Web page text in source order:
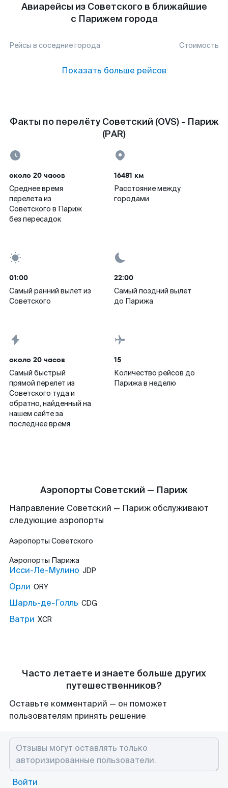
Авиарейсы из Советского в ближайшие
с Парижем города
Рейсы в соседние города Стоимость
Показать больше рейсов
Факты по перелёту Советский (OVS) - Париж
(PAR)
около 20 часов
Среднее время
перелета из
Советского в Париж
без пересадок
16481 км
Расстояние между
городами
01:00
Самый ранний вылет из
Советского
22:00
Самый поздний вылет
до Парижа
около 20 часов
Самый быстрый
прямой перелет из
Советского туда и
обратно, найденный на
нашем сайте за
последнее время
15
Количество рейсов до
Парижа в неделю
Аэропорты Советский — Париж
Направление Советский — Париж обслуживают
следующие аэропорты
Аэропорты Советского
Аэропорты Парижа
Исси-Ле-Мулино JDP
Орли ORY
Шарль-де-Голль CDG
Ватри XCR
Часто летаете и знаете больше других
путешественников?
Оставьте комментарий — он поможет
пользователям принять решение
Войти